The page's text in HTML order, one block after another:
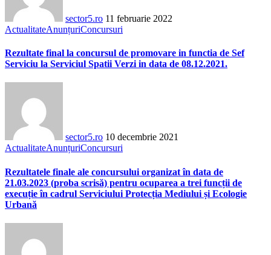
sector5.ro 11 februarie 2022
ActualitateAnunțuriConcursuri
Rezultate final la concursul de promovare in functia de Sef
Serviciu la Serviciul Spatii Verzi in data de 08.12.2021.
sector5.ro 10 decembrie 2021
ActualitateAnunțuriConcursuri
Rezultatele finale ale concursului organizat în data de
21.03.2023 (proba scrisă) pentru ocuparea a trei funcții de
execuție în cadrul Serviciului Protecția Mediului și Ecologie
Urbană